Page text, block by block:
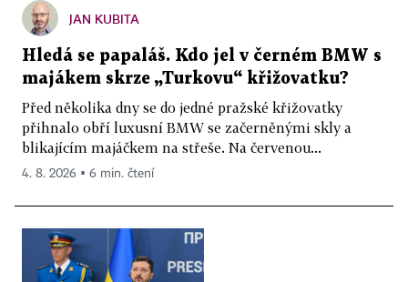
JAN KUBITA
Hledá se papaláš. Kdo jel v černém BMW s
majákem skrze „Turkovu“ křižovatku?
Před několika dny se do jedné pražské křižovatky
přihnalo obří luxusní BMW se začerněnými skly a
blikajícím majáčkem na střeše. Na červenou...
4. 8. 2026 ▪ 6 min. čtení